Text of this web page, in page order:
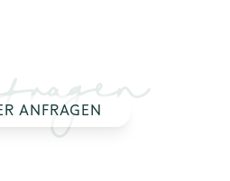
ANFRAGEN